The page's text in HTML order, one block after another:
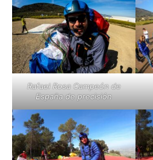
Rafael Rosa Campeón de
España de precisión